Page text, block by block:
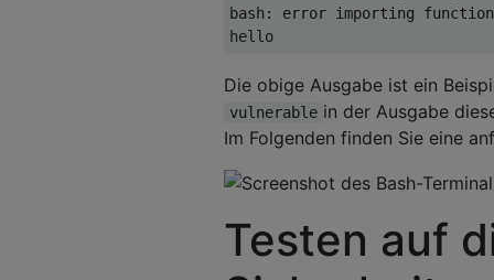
bash: error importing
hello
Die obige Ausgabe ist ein
vulnerable in der Ausgabe
Im Folgenden finden Sie eine
Testen auf